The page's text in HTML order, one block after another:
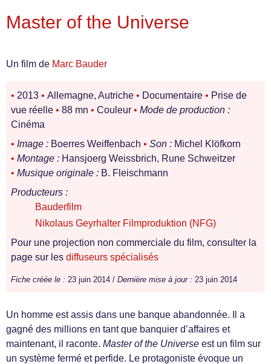
Master of the Universe
Un film de Marc Bauder
• 2013 • Allemagne, Autriche • Documentaire • Prise de
vue réelle • 88 mn • Couleur • Mode de production :
Cinéma
• Image : Boerres Weiffenbach • Son : Michel Klöfkorn
• Montage : Hansjoerg Weissbrich, Rune Schweitzer
• Musique originale : B. Fleischmann
Producteurs :
Bauderfilm
Nikolaus Geyrhalter Filmproduktion (NFG)
Pour une projection non commerciale du film, consulter la
page sur les diffuseurs spécialisés
Fiche créée le : 23 juin 2014 / Dernière mise à jour : 23 juin 2014
Un homme est assis dans une banque abandonnée. Il a
gagné des millions en tant que banquier d’affaires et
maintenant, il raconte. Master of the Universe est un film sur
un système fermé et perfide. Le protagoniste évoque un